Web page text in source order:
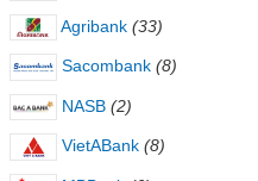
Agribank (33)
Sacombank (8)
NASB (2)
VietABank (8)